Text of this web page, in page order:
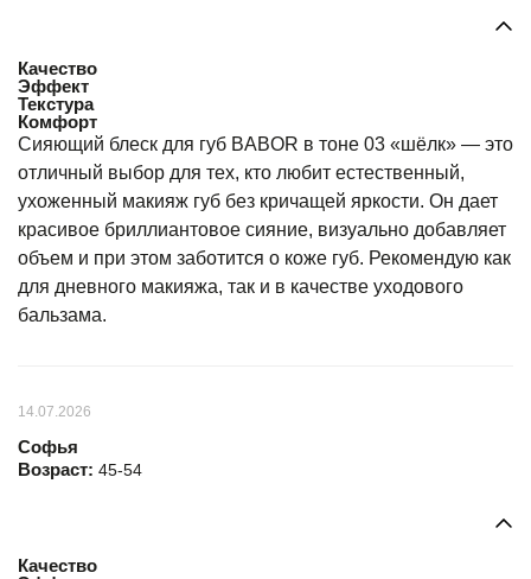
Качество
Эффект
Текстура
Комфорт
Сияющий блеск для губ BABOR в тоне 03 «шёлк» — это
отличный выбор для тех, кто любит естественный,
ухоженный макияж губ без кричащей яркости. Он дает
красивое бриллиантовое сияние, визуально добавляет
объем и при этом заботится о коже губ. Рекомендую как
для дневного макияжа, так и в качестве уходового
бальзама.
14.07.2026
Софья
Возраст: 45-54
Качество